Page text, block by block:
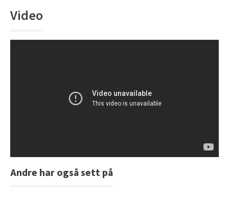
Video
Andre har også sett på